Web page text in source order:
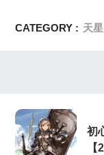
CATEGORY : 天
初